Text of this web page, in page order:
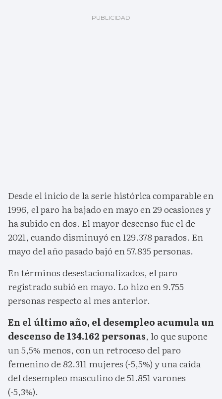
Desde el inicio de la serie histórica comparable en
1996, el paro ha bajado en mayo en 29 ocasiones y
ha subido en dos. El mayor descenso fue el de
2021, cuando disminuyó en 129.378 parados. En
mayo del año pasado bajó en 57.835 personas.
En términos desestacionalizados, el paro
registrado subió en mayo. Lo hizo en 9.755
personas respecto al mes anterior.
En el último año, el desempleo acumula un
descenso de 134.162 personas, lo que supone
un 5,5% menos, con un retroceso del paro
femenino de 82.311 mujeres (-5,5%) y una caída
del desempleo masculino de 51.851 varones
(-5,3%).